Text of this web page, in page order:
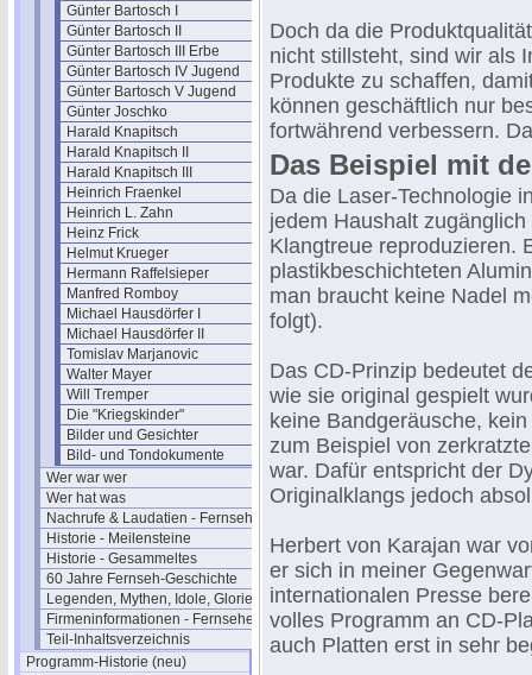
Günter Bartosch I
Günter Bartosch II
Günter Bartosch III Erbe
Günter Bartosch IV Jugend
Günter Bartosch V Jugend
Günter Joschko
Harald Knapitsch
Harald Knapitsch II
Harald Knapitsch III
Heinrich Fraenkel
Heinrich L. Zahn
Heinz Frick
Helmut Krueger
Hermann Raffelsieper
Manfred Romboy
Michael Hausdörfer I
Michael Hausdörfer II
Tomislav Marjanovic
Walter Mayer
Will Tremper
Die "Kriegskinder"
Bilder und Gesichter
Bild- und Tondokumente
Wer war wer
Wer hat was
Nachrufe & Laudatien - Fernsehen
Historie - Meilensteine
Historie - Gesammeltes
60 Jahre Fernseh-Geschichte
Legenden, Mythen, Idole, Glorie
Firmeninformationen - Fernsehen
Teil-Inhaltsverzeichnis
Programm-Historie (neu)
Doch da die
nicht stillsteht, sind wir als
Produkte zu schaffen,
können geschäftlich nur
fortwährend verbessern.
Das Beispiel mit
Da die Laser-Technologie
jedem Haushalt
Klangtreue reproduzieren.
plastikbeschichteten
man braucht keine Nadel
folgt).
Das CD-Prinzip bedeutet
wie sie original gespielt
keine Bandgeräusche,
zum Beispiel von
war. Dafür entspricht der
Originalklangs jedoch
Herbert von Karajan war
er sich in meiner
internationalen Presse
volles Programm an CD-
auch Platten erst in sehr